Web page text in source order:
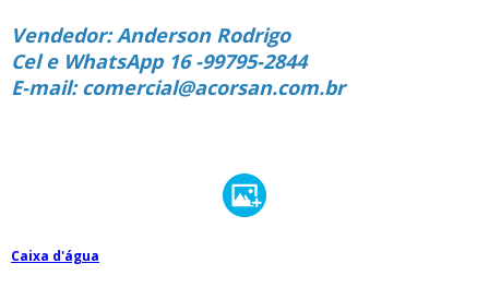
Vendedor: Anderson Rodrigo
Cel e WhatsApp 16 -99795-2844
E-mail: comercial@acorsan.com.br
Caixa d'água